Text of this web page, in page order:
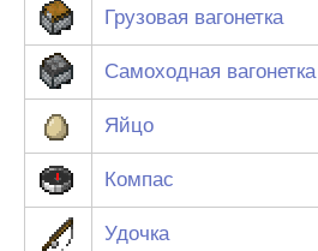
Грузовая вагонетка
Самоходная вагонетка
Яйцо
Компас
Удочка